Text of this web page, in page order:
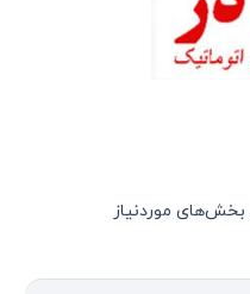
بخش‌های موردنیاز